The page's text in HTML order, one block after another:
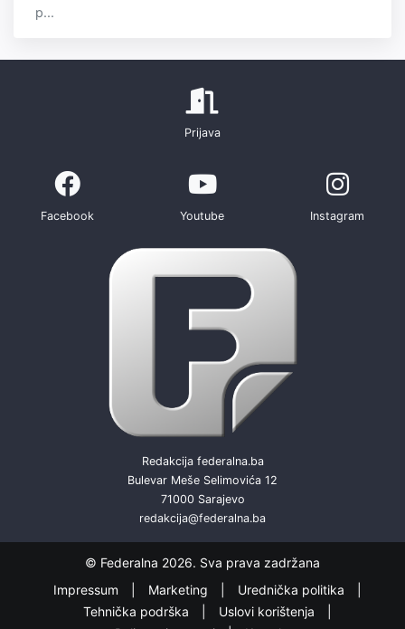
p...
Prijava
Facebook Youtube Instagram
Redakcija federalna.ba
Bulevar Meše Selimovića 12
71000 Sarajevo
redakcija@federalna.ba
© Federalna 2026. Sva prava zadržana
Impressum
Marketing
Urednička politika
Tehnička podrška
Uslovi korištenja